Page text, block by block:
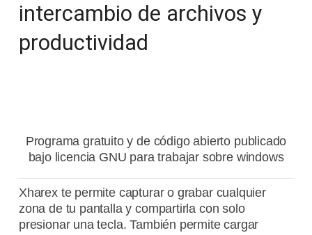
intercambio de archivos y
productividad
Programa gratuito y de código abierto publicado
bajo licencia GNU para trabajar sobre windows
Xharex te permite capturar o grabar cualquier
zona de tu pantalla y compartirla con solo
presionar una tecla. También permite cargar